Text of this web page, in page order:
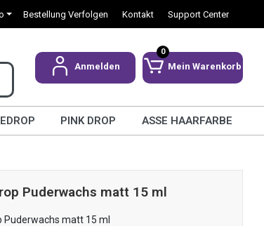
Bestellung Verfolgen Kontakt Support Center
Anmelden
0
Mein Warenkorb
PINK DROP ASSE HAARFARBE
Puderwachs matt 15 ml
Puderwachs matt 15 ml